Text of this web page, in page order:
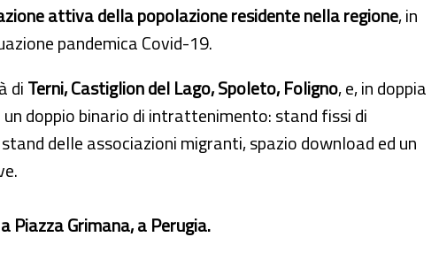
attiva della popolazione residente nella regione, in
pandemica Covid-19.
diTerni, Castiglion del Lago, Spoleto, Foligno, e, in doppia
doppio binario di intrattenimento: stand fissi di
delle associazioni migranti, spazio download ed un
Piazza Grimana, a Perugia.